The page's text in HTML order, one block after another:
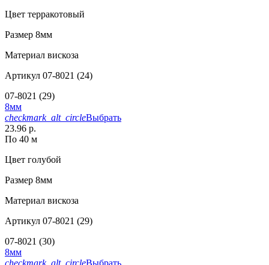
Цвет терракотовый
Размер 8мм
Материал вискоза
Артикул 07-8021 (24)
07-8021 (29)
8мм
checkmark_alt_circleВыбрать
23.96 р.
По 40 м
Цвет голубой
Размер 8мм
Материал вискоза
Артикул 07-8021 (29)
07-8021 (30)
8мм
checkmark_alt_circleВыбрать